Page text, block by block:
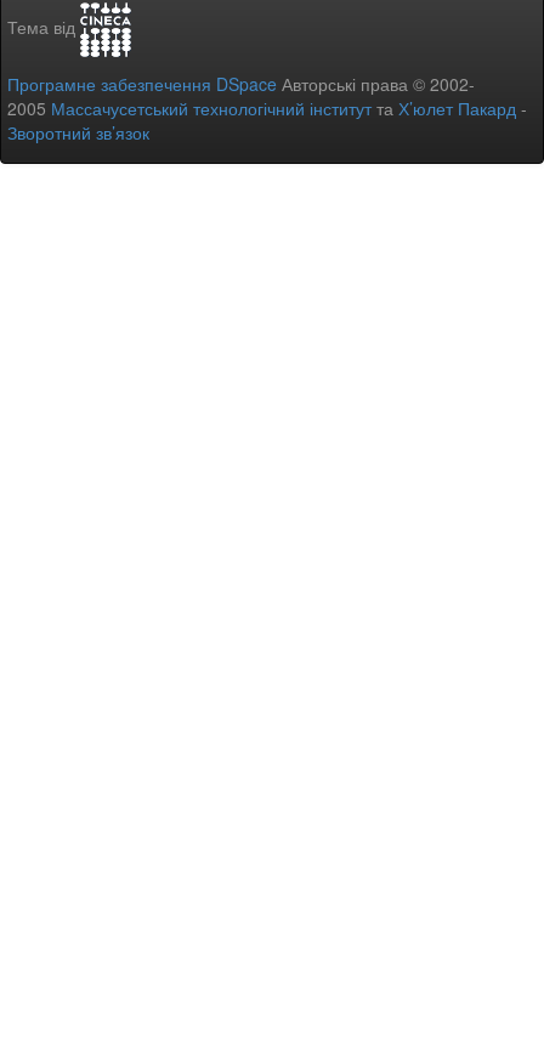
Тема від
Програмне забезпечення DSpace Авторські права © 2002-
2005 Массачусетський технологічний інститутта Х’юлет Пакард -
Зворотний зв’язок